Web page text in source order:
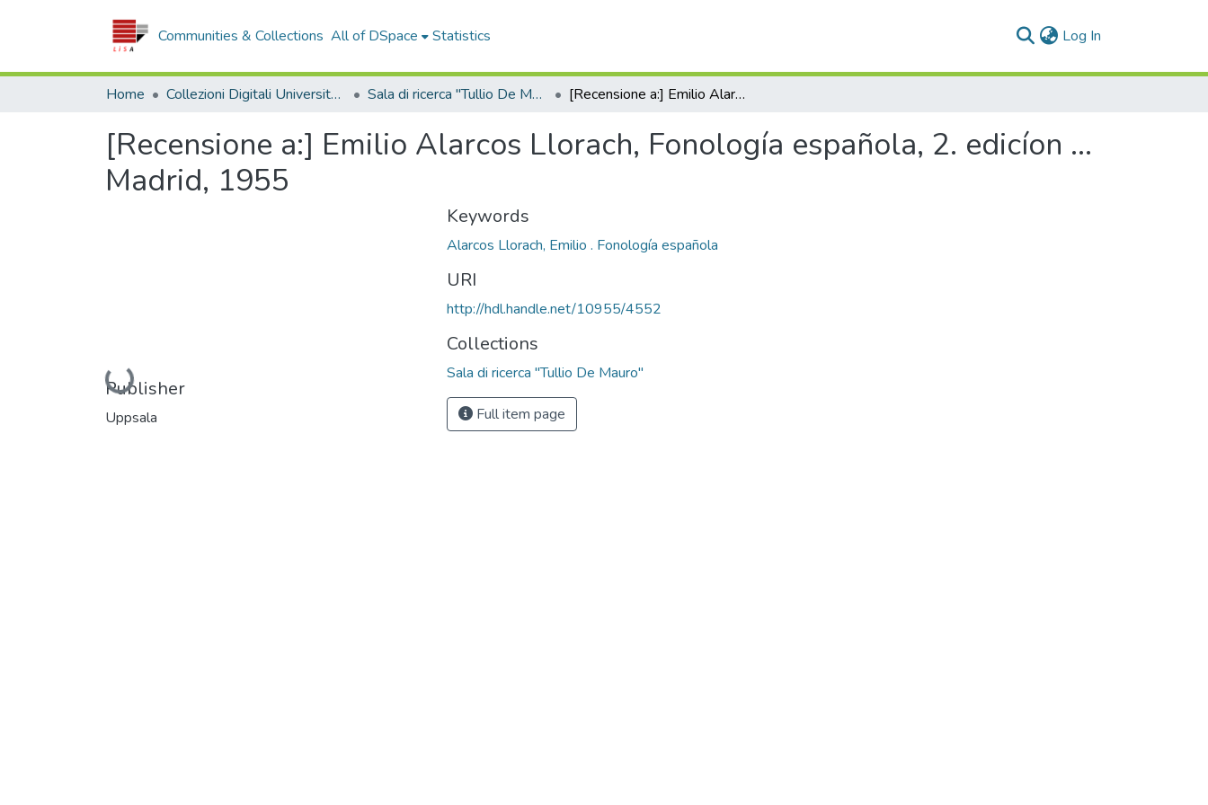
Communities & Collections All of DSpace Statistics Log In
Home Collezioni Digitali Università della Calabria Sala di ricerca "Tullio De Mauro" [Recensione a:] Emilio Alarcos Llorach, Fonología española, 2. edicíon ... Madrid, 1955
[Recensione a:] Emilio Alarcos Llorach, Fonología española, 2. edicíon ...
Madrid, 1955
Loading...
Publisher
Uppsala
Keywords
Alarcos Llorach, Emilio . Fonología española
URI
http://hdl.handle.net/10955/4552
Collections
Sala di ricerca "Tullio De Mauro"
Full item page